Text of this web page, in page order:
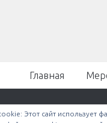
Главная
Этот сайт использует